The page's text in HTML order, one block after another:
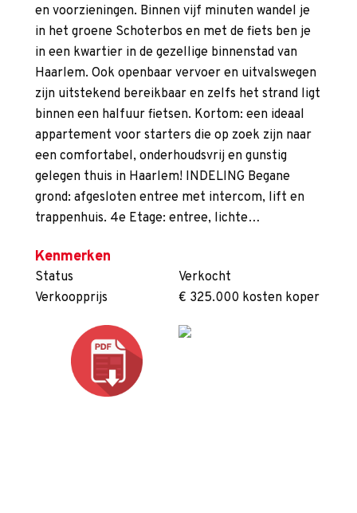
en voorzieningen. Binnen vijf minuten wandel je
in het groene Schoterbos en met de fiets ben je
in een kwartier in de gezellige binnenstad van
Haarlem. Ook openbaar vervoer en uitvalswegen
zijn uitstekend bereikbaar en zelfs het strand ligt
binnen een halfuur fietsen. Kortom: een ideaal
appartement voor starters die op zoek zijn naar
een comfortabel, onderhoudsvrij en gunstig
gelegen thuis in Haarlem! INDELING Begane
grond: afgesloten entree met intercom, lift en
trappenhuis. 4e Etage: entree, lichte…
Kenmerken
Status
Verkocht
Verkoopprijs
€ 325.000 kosten koper